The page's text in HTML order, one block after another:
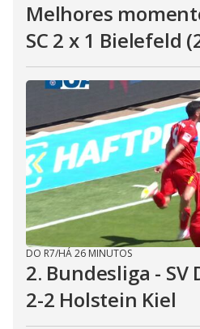
Melhores
SC 2 x 1 Bielefeld
DO R7/HÁ 26 MINUTOS
2. Bundesliga -
2-2 Holstein Kiel